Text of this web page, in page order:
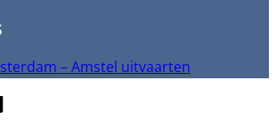
– Amstel uitvaarten